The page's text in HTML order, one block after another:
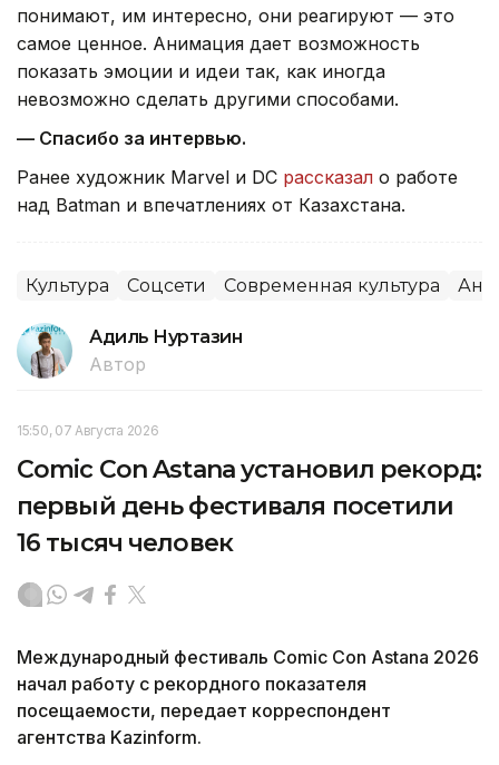
понимают, им интересно, они реагируют — это
самое ценное. Анимация дает возможность
показать эмоции и идеи так, как иногда
невозможно сделать другими способами.
— Спасибо за интервью.
Ранее художник Marvel и DC рассказал о работе
над Batman и впечатлениях от Казахстана.
Культура Соцсети Современная культура
Адиль Нуртазин
Автор
15:50, 07 Августа 2026
Comic Con Astana установил рекорд:
первый день фестиваля посетили
16 тысяч человек
Международный фестиваль Comic Con Astana 2026
начал работу с рекордного показателя
посещаемости, передает корреспондент
агентства Kazinform.